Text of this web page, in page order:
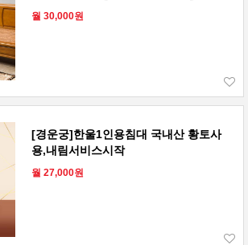
월 30,000원
[경운궁]한울1인용침대 국내산 황토사
용,내림서비스시작
월 27,000원